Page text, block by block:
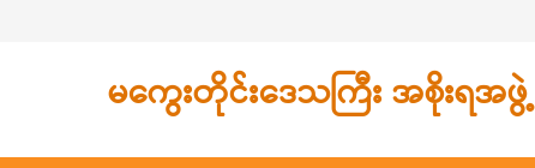
မကွေးတိုင်းဒေသကြီး အစိုးရအဖွဲ့